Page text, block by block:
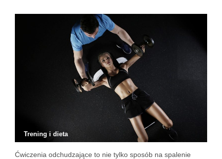
Trening i dieta
Ćwiczenia odchudzające to nie tylko sposób na spalenie